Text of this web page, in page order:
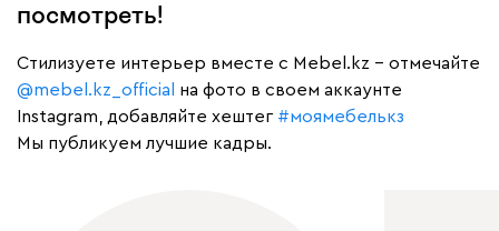
посмотреть!
Cтилизуете интерьер вместе с Mebel.kz – отмечайте
@mebel.kz_official
на фото в своем аккаунте
Instagram, добавляйте хештег #моямебелькз
Мы публикуем лучшие кадры.